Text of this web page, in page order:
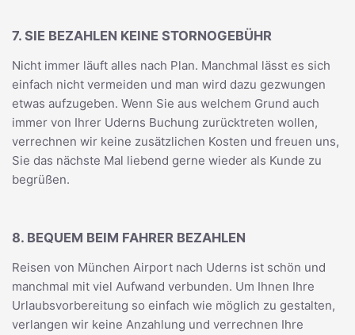
7. SIE BEZAHLEN KEINE STORNOGEBÜHR
Nicht immer läuft alles nach Plan. Manchmal lässt es sich
einfach nicht vermeiden und man wird dazu gezwungen
etwas aufzugeben. Wenn Sie aus welchem Grund auch
immer von Ihrer Uderns Buchung zurücktreten wollen,
verrechnen wir keine zusätzlichen Kosten und freuen uns,
Sie das nächste Mal liebend gerne wieder als Kunde zu
begrüßen.
8. BEQUEM BEIM FAHRER BEZAHLEN
Reisen von München Airport nach Uderns ist schön und
manchmal mit viel Aufwand verbunden. Um Ihnen Ihre
Urlaubsvorbereitung so einfach wie möglich zu gestalten,
verlangen wir keine Anzahlung und verrechnen Ihre